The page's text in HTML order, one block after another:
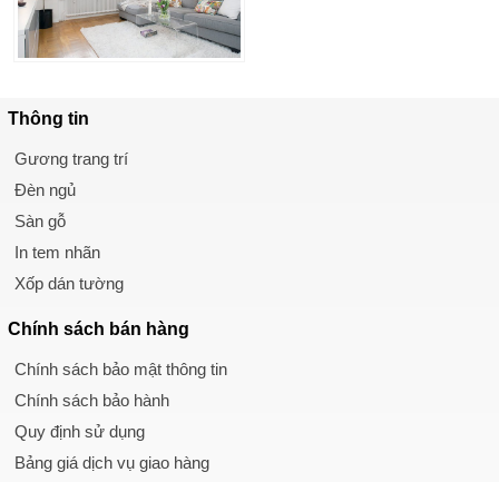
Thông tin
Gương trang trí
Đèn ngủ
Sàn gỗ
In tem nhãn
Xốp dán tường
Chính sách bán hàng
Chính sách bảo mật thông tin
Chính sách bảo hành
Quy định sử dụng
Bảng giá dịch vụ giao hàng